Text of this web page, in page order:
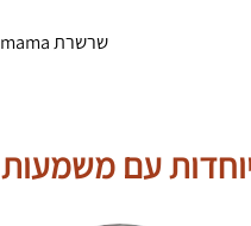
שרשרת mama
עם משמעות